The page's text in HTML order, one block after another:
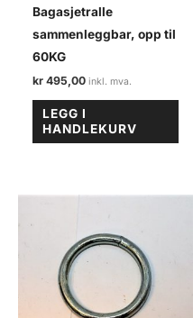
Bagasjetralle
sammenleggbar, opp til
60KG
kr 495,00
LEGG I
HANDLEKURV